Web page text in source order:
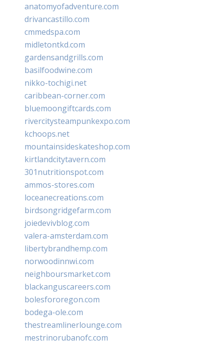
anatomyofadventure.com
drivancastillo.com
cmmedspa.com
midletontkd.com
gardensandgrills.com
basilfoodwine.com
nikko-tochigi.net
caribbean-corner.com
bluemoongiftcards.com
rivercitysteampunkexpo.com
kchoops.net
mountainsideskateshop.com
kirtlandcitytavern.com
301nutritionspot.com
ammos-stores.com
loceanecreations.com
birdsongridgefarm.com
joiedevivblog.com
valera-amsterdam.com
libertybrandhemp.com
norwoodinnwi.com
neighboursmarket.com
blackanguscareers.com
bolesfororegon.com
bodega-ole.com
thestreamlinerlounge.com
mestrinorubanofc.com